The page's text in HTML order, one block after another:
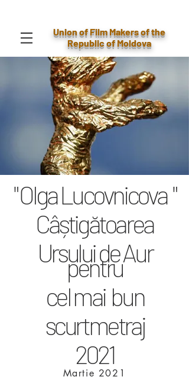
Union of Film Makers of the
Republic of Moldova
" Olga Lucovnicova "
Câștigătoarea
Ursului de Aur
pentru
cel mai bun
scurtmetraj
2021
Martie 2021